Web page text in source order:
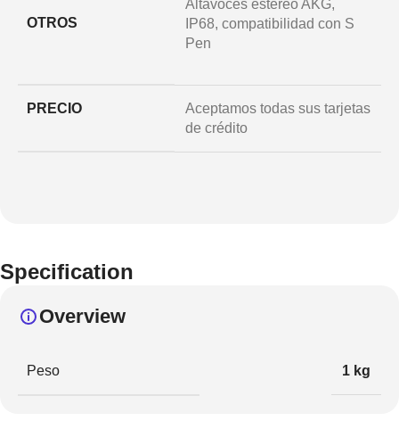
OTROS
Altavoces estéreo AKG,
IP68, compatibilidad con S
Pen
PRECIO
Aceptamos todas sus tarjetas
de crédito
Specification
Overview
Peso 1 kg